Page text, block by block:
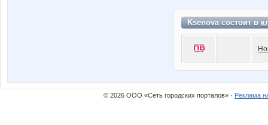
Ksenova состоит в
© 2026 ООО «Сеть городских порталов» · Реклама